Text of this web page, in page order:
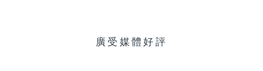
廣受媒體好評